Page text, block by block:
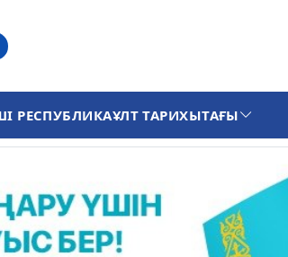
РЕСПУБЛИКАҰЛТ ТАРИХЫТАҒЫ